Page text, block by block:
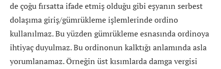
de çoğu fırsatta ifade etmiş olduğu gibi eşyanın serbest
dolaşıma giriş/gümrükleme işlemlerinde ordino
kullanılmaz. Bu yüzden gümrükleme esnasında ordinoya
ihtiyaç duyulmaz. Bu ordinonun kalktığı anlamında asla
yorumlanamaz. Örneğin üst kısımlarda damga vergisi